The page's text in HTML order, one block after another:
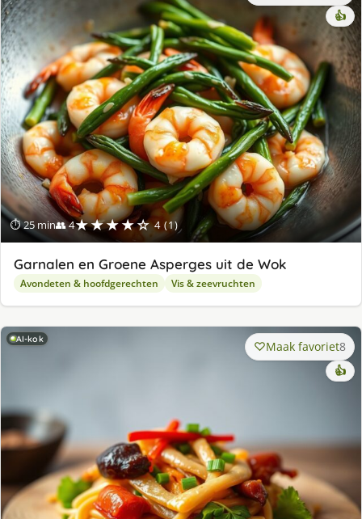
⏱ 25 min👥 4★★★★☆ 4 (1)
👍
Garnalen en Groene Asperges uit de Wok
Avondeten & hoofdgerechten Vis & zeevruchten
AI-kok Maak favoriet8
👍